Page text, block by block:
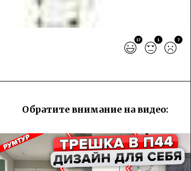
17 1 7
Обратите внимание на видео: